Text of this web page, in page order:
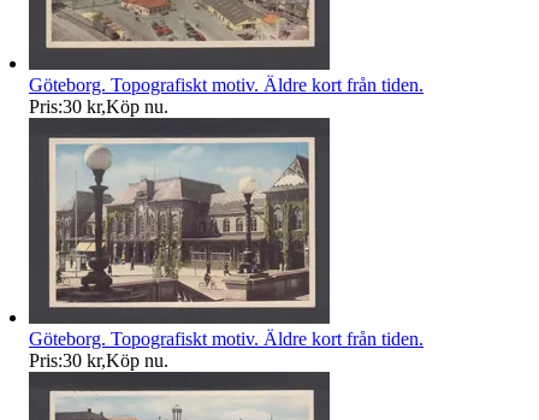
Göteborg. Topografiskt motiv. Äldre kort från tiden.
Pris:30 kr,Köp nu.
Göteborg. Topografiskt motiv. Äldre kort från tiden.
Pris:30 kr,Köp nu.